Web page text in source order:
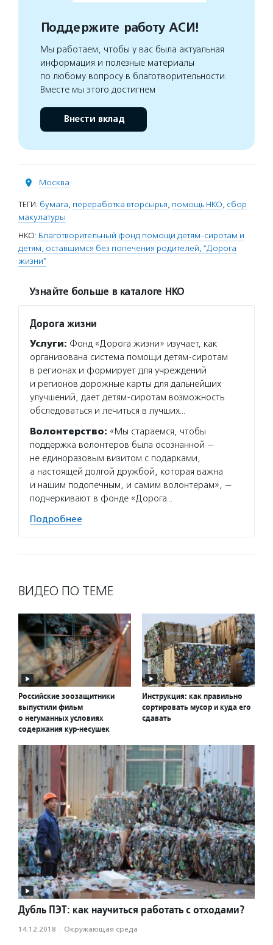
Поддержите работу АСИ!
Мы работаем, чтобы у вас была актуальная
информация и полезные материалы
по любому вопросу в благотворительности.
Вместе мы этого достигнем
Внести вклад
Москва
ТЕГИ: бумага, переработка вторсырья, помощь НКО, сбор
макулатуры
НКО: Благотворительный фонд помощи детям-сиротам и
детям, оставшимся без попечения родителей, "Дорога
жизни"
Узнайте больше в каталоге НКО
Дорога жизни
Услуги: Фонд «Дорога жизни» изучает, как
организована система помощи детям-сиротам
в регионах и формирует для учреждений
и регионов дорожные карты для дальнейших
улучшений, дает детям-сиротам возможность
обследоваться и лечиться в лучших…
Волонтерство: «Мы стараемся, чтобы
поддержка волонтеров была осознанной —
не единоразовым визитом с подарками,
а настоящей долгой дружбой, которая важна
и нашим подопечным, и самим волонтерам», —
подчеркивают в фонде «Дорога…
Подробнее
ВИДЕО ПО ТЕМЕ
Российские зоозащитники
выпустили фильм
о негуманных условиях
содержания кур-несушек
Инструкция: как правильно
сортировать мусор и куда его
сдавать
Дубль ПЭТ: как научиться работать с отходами?
14.12.2018 · Окружающая среда